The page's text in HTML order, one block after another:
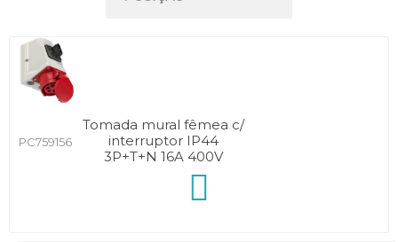
PC759156
Tomada mural fêmea c/
interruptor IP44
3P+T+N 16A 400V